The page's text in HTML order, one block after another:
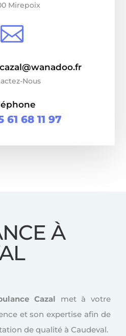
Mirepoix

Nous
61 68 11 97
À
Cazal met à votre
et son expertise afin de
de qualité à Caudeval.